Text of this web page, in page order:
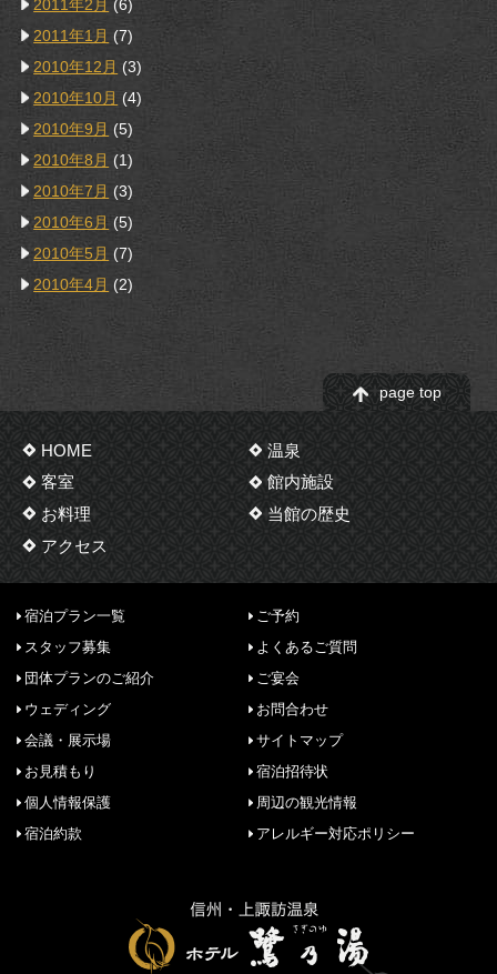
2011年2月 (6)
2011年1月 (7)
2010年12月 (3)
2010年10月 (4)
2010年9月 (5)
2010年8月 (1)
2010年7月 (3)
2010年6月 (5)
2010年5月 (7)
2010年4月 (2)
page top
HOME
温泉
客室
館内施設
お料理
当館の歴史
アクセス
宿泊プラン一覧
ご予約
スタッフ募集
よくあるご質問
団体プランのご紹介
ご宴会
ウェディング
お問合わせ
会議・展示場
サイトマップ
お見積もり
宿泊招待状
個人情報保護
周辺の観光情報
宿泊約款
アレルギー対応ポリシー